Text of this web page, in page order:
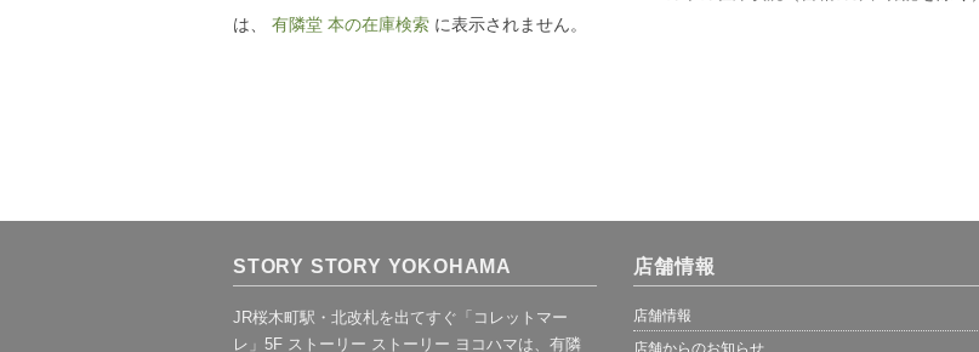
は、
有隣堂 本の在庫検索 に表示されません。
STORY STORY YOKOHAMA
JR桜木町駅・北改札を出てすぐ「コレットマー
レ」5F ストーリー ストーリー ヨコハマは、有隣
店舗情報
店舗情報
店舗からのお知らせ